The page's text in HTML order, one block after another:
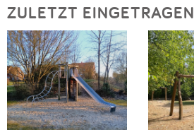
ZULETZT EINGETRAGEN